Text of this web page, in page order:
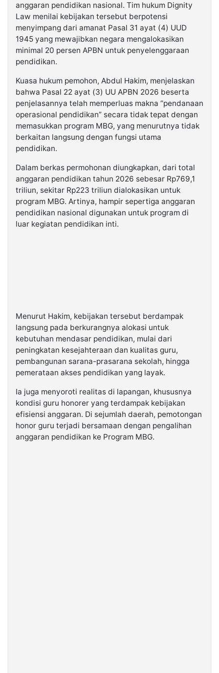
anggaran pendidikan nasional. Tim hukum Dignity
Law menilai kebijakan tersebut berpotensi
menyimpang dari amanat Pasal 31 ayat (4) UUD
1945 yang mewajibkan negara mengalokasikan
minimal 20 persen APBN untuk penyelenggaraan
pendidikan.
Kuasa hukum pemohon, Abdul Hakim, menjelaskan
bahwa Pasal 22 ayat (3) UU APBN 2026 beserta
penjelasannya telah memperluas makna “pendanaan
operasional pendidikan” secara tidak tepat dengan
memasukkan program MBG, yang menurutnya tidak
berkaitan langsung dengan fungsi utama
pendidikan.
Dalam berkas permohonan diungkapkan, dari total
anggaran pendidikan tahun 2026 sebesar Rp769,1
triliun, sekitar Rp223 triliun dialokasikan untuk
program MBG. Artinya, hampir sepertiga anggaran
pendidikan nasional digunakan untuk program di
luar kegiatan pendidikan inti.
Menurut Hakim, kebijakan tersebut berdampak
langsung pada berkurangnya alokasi untuk
kebutuhan mendasar pendidikan, mulai dari
peningkatan kesejahteraan dan kualitas guru,
pembangunan sarana-prasarana sekolah, hingga
pemerataan akses pendidikan yang layak.
Ia juga menyoroti realitas di lapangan, khususnya
kondisi guru honorer yang terdampak kebijakan
efisiensi anggaran. Di sejumlah daerah, pemotongan
honor guru terjadi bersamaan dengan pengalihan
anggaran pendidikan ke Program MBG.